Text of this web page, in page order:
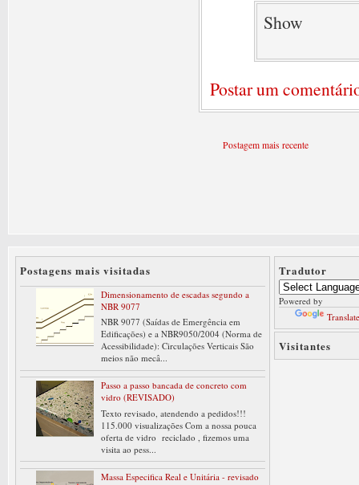
Show
Postar um
Postagem mais recente
Postagens mais visitadas
Dimensionamento de escadas segundo a
NBR 9077
NBR 9077 (Saídas de Emergência em
Edificações) e a NBR9050/2004 (Norma de
Acessibilidade): Circulações Verticais São
meios não mecâ...
Passo a passo bancada de concreto com
vidro (REVISADO)
Texto revisado, atendendo a pedidos!!!
115.000 visualizações Com a nossa pouca
oferta de vidro reciclado , fizemos uma
visita ao pess...
Massa Especifica Real e Unitária - revisado
Tradutor
Powered by
Visitantes